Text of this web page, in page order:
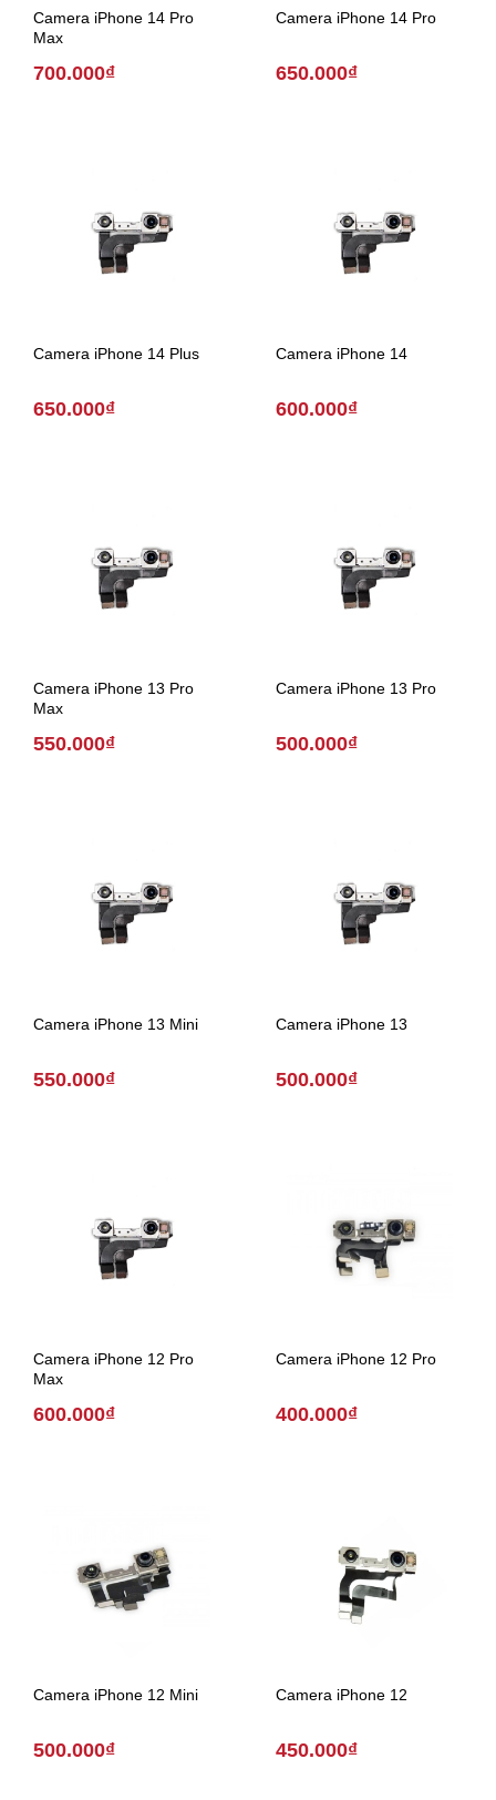
Camera iPhone 14 Pro
Max
700.000₫
Camera iPhone 14 Pro
650.000₫
Camera iPhone 14 Plus
650.000₫
Camera iPhone 14
600.000₫
Camera iPhone 13 Pro
Max
550.000₫
Camera iPhone 13 Pro
500.000₫
Camera iPhone 13 Mini
550.000₫
Camera iPhone 13
500.000₫
Camera iPhone 12 Pro
Max
600.000₫
Camera iPhone 12 Pro
400.000₫
Camera iPhone 12 Mini
500.000₫
Camera iPhone 12
450.000₫